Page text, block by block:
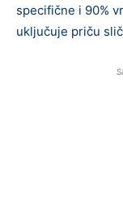
specifične i 90%
uključuje priču